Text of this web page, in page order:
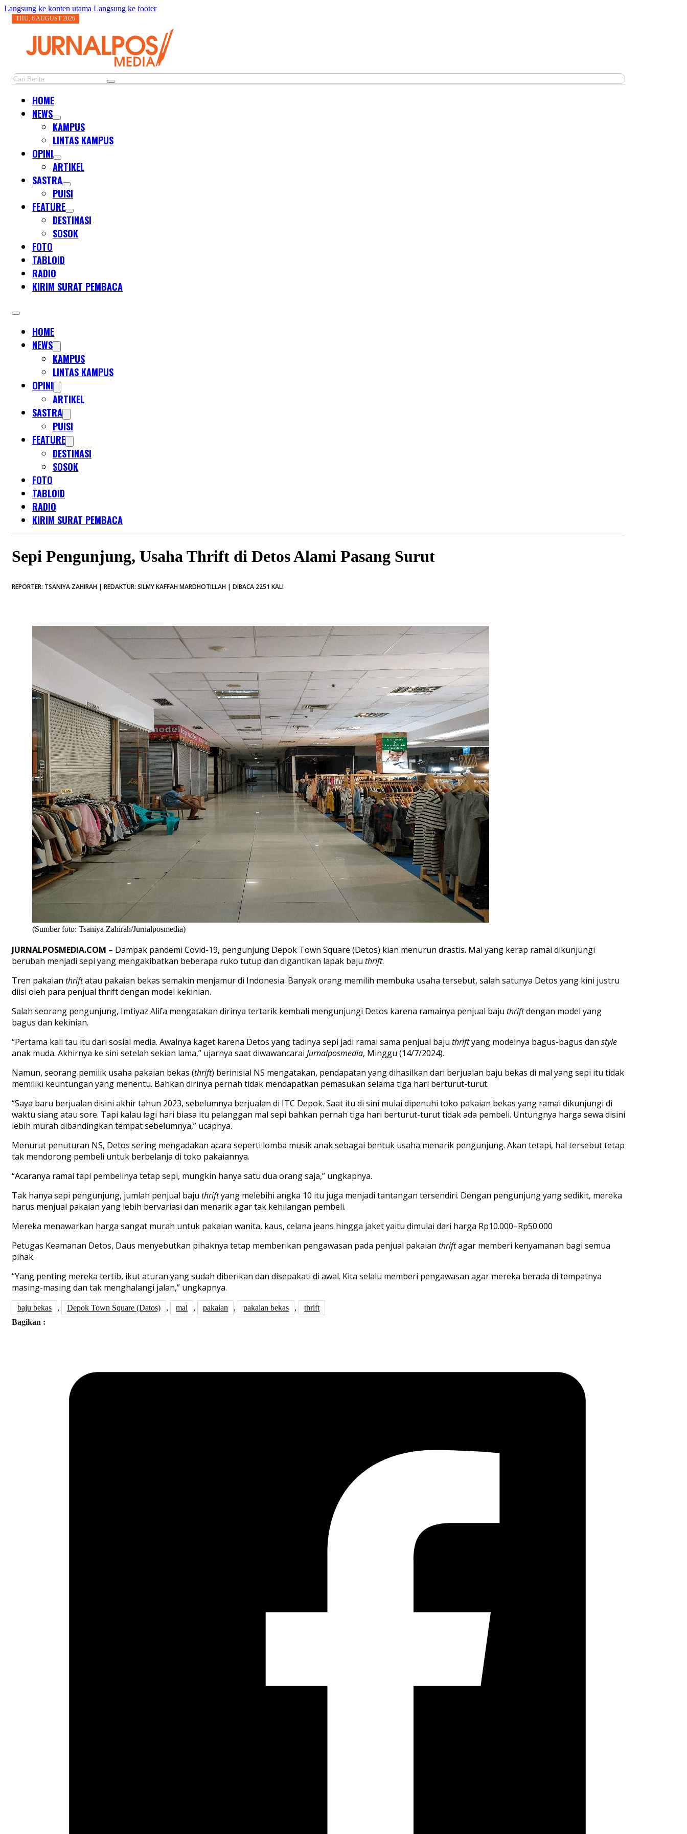
Langsung ke konten utama Langsung ke footer
THU, 6 AUGUST 2026
Cari
HOME
NEWS
KAMPUS
LINTAS KAMPUS
OPINI
ARTIKEL
SASTRA
PUISI
FEATURE
DESTINASI
SOSOK
FOTO
TABLOID
RADIO
KIRIM SURAT PEMBACA
HOME
NEWS
KAMPUS
LINTAS KAMPUS
OPINI
ARTIKEL
SASTRA
PUISI
FEATURE
DESTINASI
SOSOK
FOTO
TABLOID
RADIO
KIRIM SURAT PEMBACA
Sepi Pengunjung, Usaha Thrift di Detos Alami Pasang Surut
REPORTER: TSANIYA ZAHIRAH | REDAKTUR: SILMY KAFFAH MARDHOTILLAH | DIBACA 2251 KALI
(Sumber foto: Tsaniya Zahirah/Jurnalposmedia)
JURNALPOSMEDIA.COM – Dampak pandemi Covid-19, pengunjung Depok Town Square (Detos) kian menurun drastis. Mal yang kerap ramai dikunjungi
berubah menjadi sepi yang mengakibatkan beberapa ruko tutup dan digantikan lapak baju thrift.
Tren pakaian thriftatau pakaian bekas semakin menjamurdi Indonesia. Banyakorang memilih membuka usaha tersebut, salah satunya Detos yang kini justru
diisi oleh para penjual thrift dengan model kekinian.
Salah seorang pengunjung, Imtiyaz Alifa mengatakan dirinya tertarik kembali mengunjungi Detos karena ramainya penjual baju thriftdengan model yang
bagus dan kekinian.
“Pertama kali tau itu dari sosial media. Awalnya kaget karena Detos yangtadinya sepi jadi ramai sama penjual baju thriftyang modelnya bagus-bagus dan style
anak muda. Akhirnya ke sini setelah sekian lama,” ujarnya saatdiwawancarai Jurnalposmedia, Minggu (14/7/2024).
Namun, seorang pemilik usaha pakaian bekas (thrift) berinisial NS mengatakan, pendapatan yangdihasilkan dari berjualan baju bekas di mal yangsepi itu tidak
memiliki keuntungan yang menentu. Bahkan dirinya pernah tidak mendapatkan pemasukan selama tiga hari berturut-turut.
“Saya baru berjualan disini akhirtahun 2023, sebelumnya berjualan di ITC Depok. Saat itu di sini mulai dipenuhi toko pakaian bekas yang ramai dikunjungi di
waktu siangatau sore. Tapi kalau lagi hari biasa itu pelanggan mal sepi bahkan pernah tiga hari berturut-turuttidakada pembeli. Untungnya harga sewa disini
lebih murah dibandingkan tempatsebelumnya,” ucapnya.
Menurut penuturan NS, Detos sering mengadakan acara seperti lomba musikanaksebagai bentuk usaha menarik pengunjung. Akan tetapi, hal tersebuttetap
tak mendorong pembeli untuk berbelanja di toko pakaiannya.
“Acaranya ramai tapi pembelinya tetap sepi, mungkin hanya satu dua orangsaja,” ungkapnya.
Tak hanya sepi pengunjung, jumlah penjual baju thriftyang melebihi angka 10 itu juga menjadi tantangan tersendiri. Dengan pengunjungyangsedikit, mereka
harus menjual pakaian yang lebih bervariasi dan menarikagartak kehilangan pembeli.
Mereka menawarkan harga sangat murah untuk pakaian wanita, kaus, celana jeans hingga jaketyaitu dimulai dari harga Rp10.000–Rp50.000
Petugas Keamanan Detos, Daus menyebutkan pihaknya tetap memberikan pengawasan pada penjual pakaian thriftagar memberi kenyamanan bagi semua
pihak.
“Yang penting mereka tertib, ikutaturan yangsudah diberikan dan disepakati di awal. Kita selalu memberi pengawasan agar mereka berada di tempatnya
masing-masingdan tak menghalangi jalan,” ungkapnya.
baju bekas , Depok Town Square (Datos) , mal , pakaian , pakaian bekas ,
thrift
Bagikan :